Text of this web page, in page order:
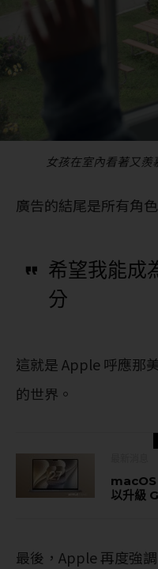
女孩在室內看著又羨
廣告的結尾是所有角
希望我能成
分
這就是 Apple 呼應那
的世界。
macOS
以升級
最後，Apple 再度強